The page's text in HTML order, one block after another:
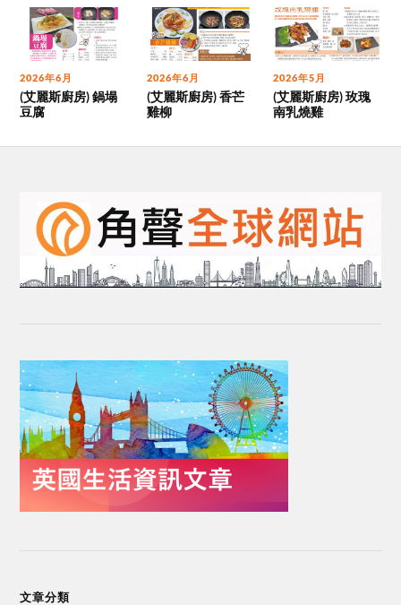
2026年6月
(艾麗斯廚房) 鍋塌
豆腐
2026年6月
(艾麗斯廚房) 香芒
雞柳
2026年5月
(艾麗斯廚房) 玫瑰
南乳燒雞
文章分類